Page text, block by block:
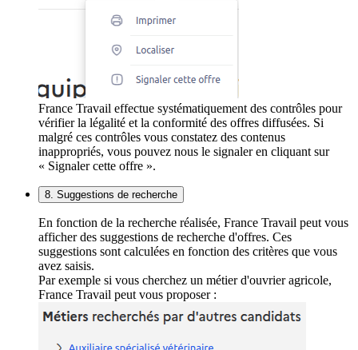
France Travail effectue systématiquement des contrôles pour
vérifier la légalité et la conformité des offres diffusées. Si
malgré ces contrôles vous constatez des contenus
inappropriés, vous pouvez nous le signaler en cliquant sur
« Signaler cette offre ».
8. Suggestions de recherche
En fonction de la recherche réalisée, France Travail peut vous
afficher des suggestions de recherche d'offres. Ces
suggestions sont calculées en fonction des critères que vous
avez saisis.
Par exemple si vous cherchez un métier d'ouvrier agricole,
France Travail peut vous proposer :